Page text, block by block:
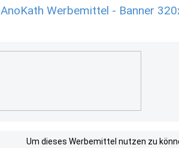
AnoKath Werbemittel - Banner
Um dieses Werbemittel nutzen zu